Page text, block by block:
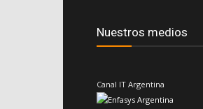
Nuestros medios
Canal IT Argentina